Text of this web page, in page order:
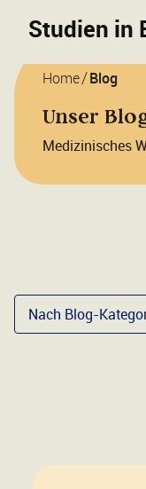
Studien in
Home/Blog
Unser
Medizinisches
Nach Blog-